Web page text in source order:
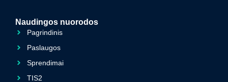
Naudingos nuorodos
Pagrindinis
Paslaugos
Sprendimai
TIS2